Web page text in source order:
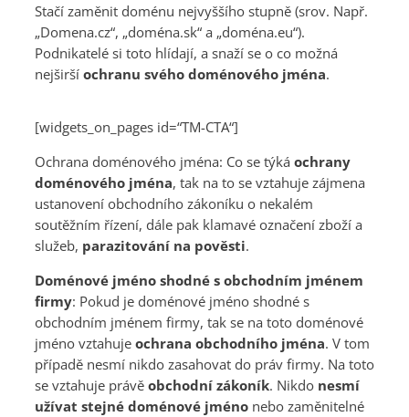
Stačí zaměnit doménu nejvyššího stupně (srov. Např.
„Domena.cz“, „doména.sk“ a „doména.eu“).
Podnikatelé si toto hlídají, a snaží se o co možná
nejširší ochranu svého doménového jména.
[widgets_on_pages id=“TM-CTA“]
Ochrana doménového jména: Co se týká ochrany
doménového jména, tak na to se vztahuje zájmena
ustanovení obchodního zákoníku o nekalém
soutěžním řízení, dále pak klamavé označení zboží a
služeb, parazitování na pověsti.
Doménové jméno shodné s obchodním jménem
firmy: Pokud je doménové jméno shodné s
obchodním jménem firmy, tak se na toto doménové
jméno vztahuje ochrana obchodního jména. V tom
případě nesmí nikdo zasahovat do práv firmy. Na toto
se vztahuje právě obchodní zákoník. Nikdo nesmí
užívat stejné doménové jméno nebo zaměnitelné